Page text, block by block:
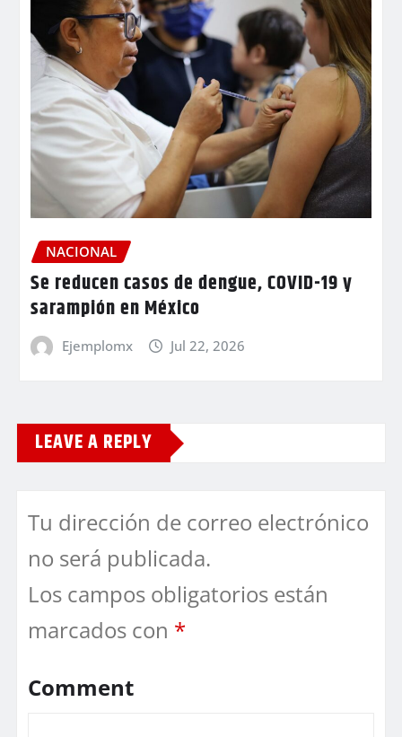
NACIONAL
Se reducen casos de dengue, COVID-19 y
sarampión en México
Ejemplomx Jul 22, 2026
LEAVE A REPLY
Tu dirección de correo electrónico
no será publicada.
Los campos obligatorios están
marcados con *
Comment